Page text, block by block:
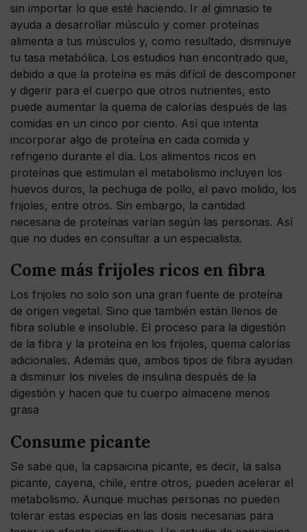
sin importar lo que esté haciendo. Ir al gimnasio te
ayuda a desarrollar músculo y comer proteínas
alimenta a tus músculos y, como resultado, disminuye
tu tasa metabólica. Los estudios han encontrado que,
debido a que la proteína es más difícil de descomponer
y digerir para el cuerpo que otros nutrientes, esto
puede aumentar la quema de calorías después de las
comidas en un cinco por ciento. Así que intenta
incorporar algo de proteína en cada comida y
refrigerio durante el día. Los alimentos ricos en
proteínas que estimulan el metabolismo incluyen los
huevos duros, la pechuga de pollo, el pavo molido, los
frijoles, entre otros. Sin embargo, la cantidad
necesaria de proteínas varían según las personas. Así
que no dudes en consultar a un especialista.
Come más frijoles ricos en fibra
Los frijoles no solo son una gran fuente de proteína
de origen vegetal. Sino que también están llenos de
fibra soluble e insoluble. El proceso para la digestión
de la fibra y la proteína en los frijoles, quema calorías
adicionales. Además que, ambos tipos de fibra ayudan
a disminuir los niveles de insulina después de la
digestión y hacen que tu cuerpo almacene menos
grasa
Consume picante
Se sabe que, la capsaicina picante, es decir, la salsa
picante, cayena, chile, entre otros, pueden acelerar el
metabolismo. Aunque muchas personas no pueden
tolerar estas especias en las dosis necesarias para